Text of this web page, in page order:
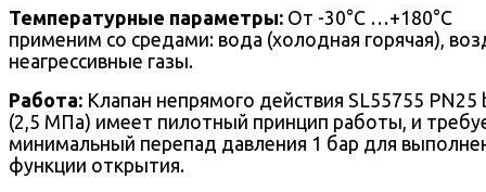
Температурные параметры: От -30°С …+180°С
применим со средами: вода (холодная горячая),
неагрессивные газы.
Работа: Клапан непрямого действия SL55755 PN25
(2,5 МПа) имеет пилотный принцип работы, и
минимальный перепад давления 1 бар для
функции открытия.